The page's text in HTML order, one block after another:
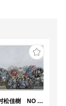
村松佳樹 NO SEQUENCE